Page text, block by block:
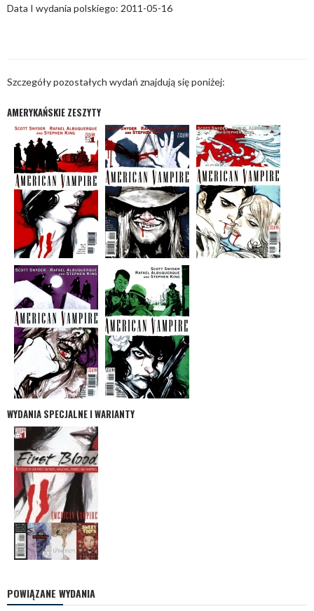
Data I wydania polskiego: 2011-05-16
Szczegóły pozostałych wydań znajdują się poniżej:
AMERYKAŃSKIE ZESZYTY
WYDANIA SPECJALNE I WARIANTY
POWIĄZANE WYDANIA